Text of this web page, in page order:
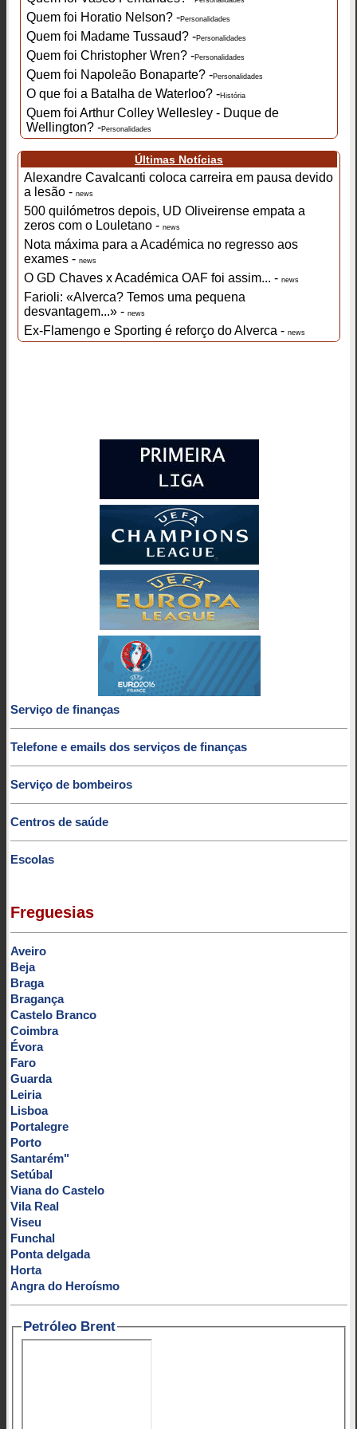
Quem foi Horatio Nelson? -Personalidades
Quem foi Madame Tussaud? -Personalidades
Quem foi Christopher Wren? -Personalidades
Quem foi Napoleão Bonaparte? -Personalidades
O que foi a Batalha de Waterloo? -História
Quem foi Arthur Colley Wellesley - Duque de
Wellington? -Personalidades
Últimas Notícias
Alexandre Cavalcanti coloca carreira em pausa devido
a lesão - news
500 quilómetros depois, UD Oliveirense empata a
zeros com o Louletano - news
Nota máxima para a Académica no regresso aos
exames - news
O GD Chaves x Académica OAF foi assim... - news
Farioli: «Alverca? Temos uma pequena
desvantagem...» - news
Ex-Flamengo e Sporting é reforço do Alverca - news
Serviço de finanças
Telefone e emails dos serviços de finanças
Serviço de bombeiros
Centros de saúde
Escolas
Freguesias
Aveiro
Beja
Braga
Bragança
Castelo Branco
Coimbra
Évora
Faro
Guarda
Leiria
Lisboa
Portalegre
Porto
Santarém"
Setúbal
Viana do Castelo
Vila Real
Viseu
Funchal
Ponta delgada
Horta
Angra do Heroísmo
Petróleo Brent